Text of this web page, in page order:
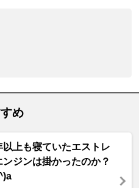
め
以上も寝ていたエストレ
ンジンは掛かったのか？